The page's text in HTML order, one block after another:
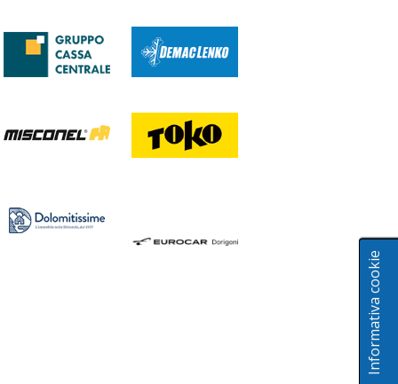
Informativa cookie